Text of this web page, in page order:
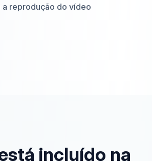
a reprodução do vídeo
incluído na